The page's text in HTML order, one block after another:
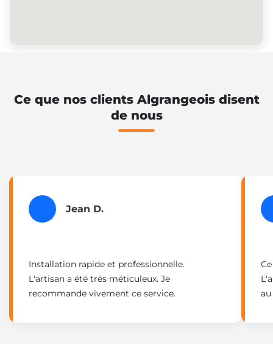
Ce que nos clients Algrangeois disent
de nous
Jean D.
Installation rapide et professionnelle.
L'artisan a été très méticuleux. Je
recommande vivement ce service.